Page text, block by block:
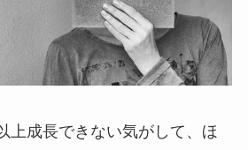
上成長できない気がして、ほ